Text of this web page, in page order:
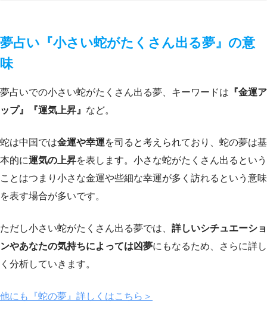
夢占い『小さい蛇がたくさん出る夢』の意
味
夢占いでの小さい蛇がたくさん出る夢、キーワードは 『金運ア
ップ』『運気上昇』 など。
蛇は中国では金運や幸運を司ると考えられており、蛇の夢は基
本的に運気の上昇を表します。小さな蛇がたくさん出るという
ことはつまり小さな金運や些細な幸運が多く訪れるという意味
を表す場合が多いです。
ただし小さい蛇がたくさん出る夢では、 詳しいシチュエーショ
ンやあなたの気持ちによっては凶夢にもなるため、さらに詳し
く分析していきます。
他にも『蛇の夢』詳しくはこちら＞